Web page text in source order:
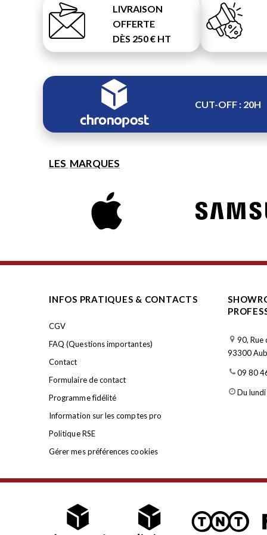
LIVRAISON
OFFERTE
DÈS 250 € HT
CUT-OFF : 20H
LES MARQUES
INFOS PRATIQUES & CONTACTS
CGV
FAQ (Questions importantes)
Contact
Formulaire de contact
Programme fidélité
Information sur les comptes pro
Politique RSE
Gérer mes préférences cookies
90, Rue
93300
09 80
Du